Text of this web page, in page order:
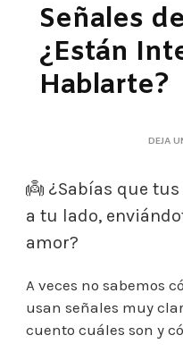
Señales
¿Están
Hablarte?
DEJA
👼 ¿Sabías que
a tu lado,
amor?
A veces no sabemos
usan señales muy
cuento cuáles son y